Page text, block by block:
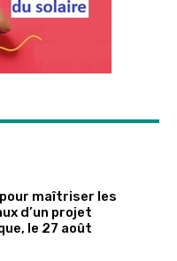
maîtriser les
d’un projet
le 27 août